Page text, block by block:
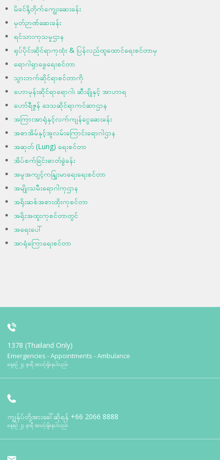
မိခင်နို့တိုက်ကျွေးဆေးခန်း
မှတ်ဉာဏ်ဆေးခန်း
ရင်သားကုသမှုဌာန
ရုပ်ပိုင်းဆိုင်ရာကုထုံး & ပြန်လည်ထူထောင်ရေးစင်တာမှ
ရောဂါရှာဖွေရေးစင်တာ
သွားဘက်ဆိုင်ရာစင်တာကို
ဟောမုန်း‌ဆိုင်ရာရောဂါ၊ ဆီးချိုနှင့် အာဟာရ
ဟော်ရီဇွန် ဒေသဆိုင်ရာကင်ဆာဌာန
အကြားအာရုံနှင့်လက်ကျန်ငွေဆေးခန်း
အစာအိမ်နှင့်အူလမ်းကြောင်းရောဂါဌာန
အဆုတ် (Lung) ရေးစင်တာ
အိပ်စက်ခြင်းဓာတ်ခွဲခန်း
အမူအကျင့်ကနျြးမာရေးရေးစင်တာ
အမျိုးသမီးရောဂါကုဌာန
အရိုးဆစ်အစားထိုးကုစင်တာ
အရိုးအထူးကုစင်တာတွင်
အရေးပေါ်
အာရုံကြောရေးစင်တာ
1378 (Thailand Only)
Emergencies - Appointments - Ambulance
နေ့စဉ် ၂၄ နာရီ အသင့်ရှိနေပါသည်။
ကျွန်ုပ်တို့အားခေါ်ဆိုရန် +66 2066 8888
နေ့စဉ် ၂၄ နာရီ အသင့်ရှိနေပါသည်။